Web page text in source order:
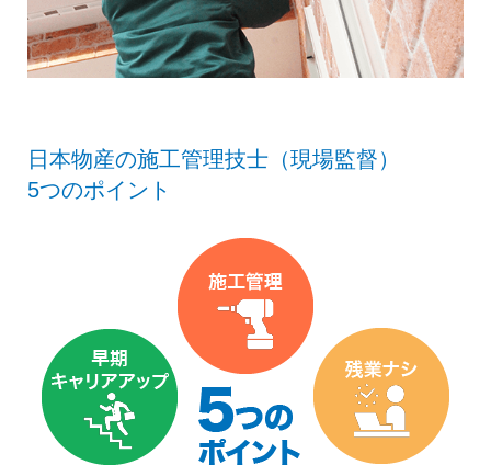
日本物産の施工管理技士（現場監督）
5つのポイント